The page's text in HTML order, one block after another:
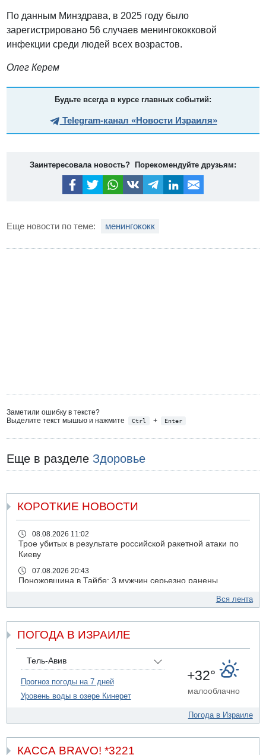
По данным Минздрава, в 2025 году было
зарегистрировано 56 случаев менингококковой
инфекции среди людей всех возрастов.
Олег Керем
Будьте всегда в курсе главных событий:
Telegram-канал «Новости Израиля»
Заинтересовала новость? Порекомендуйте друзьям:
Еще новости по теме: менингококк
Заметили ошибку в тексте?
Выделите текст мышью и нажмите
Ctrl + Enter
Еще в разделе Здоровье
КОРОТКИЕ НОВОСТИ
08.08.2026 11:02
Трое убитых в результате российской ракетной атаки по
Киеву
07.08.2026 20:43
Поножовщина в Тайбе: 3 мужчин серьезно ранены
Ynet: "Хизбалла" запустила БПЛА со взрывчаткой по
07.08.2026 19:16
ДТП в Ашдоде: тяжело ранены двое маленьких детей
07.08.2026 19:14
Скончался водитель, врезавшийся в стену в
Иерусалиме
07.08.2026 17:57
Вся лента
ПОГОДА В ИЗРАИЛЕ
Тель-Авив
Прогноз погоды на 7 дней
Уровень воды в озере Кинерет
+32°
малооблачно
Погода в Израиле
КАССА BRAVO! *3221